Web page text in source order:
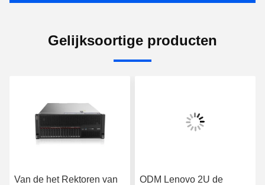
Gelijksoortige producten
Van de het Rektoren van
ODM Lenovo 2U de